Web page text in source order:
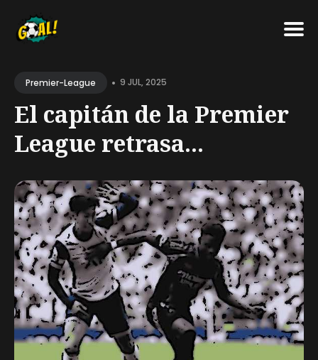
for
Blog
Premier-League • 9 JUL, 2025
El capitán de la Premier
League retrasa...